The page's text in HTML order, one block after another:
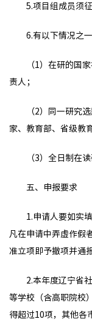
5.项目组成员须
6.有以下情况之
（1）在研的国
责人；
（2）同一研究
家、教育部、省级教
（3）全日制在读
五、申报要求
1.申请人要如实
凡在申请中弄虚作假
准立项即予撤项并通
2.本年度辽宁省
等学校（含高职院校
得超过10项，其他各